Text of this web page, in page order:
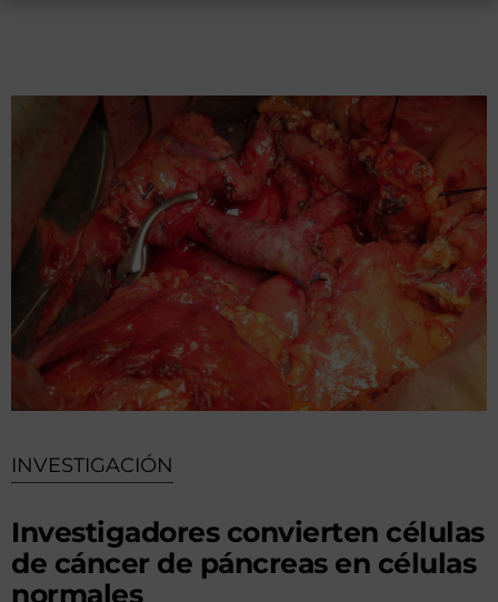
INVESTIGACIÓN
Investigadores convierten células
de cáncer de páncreas en células
normales